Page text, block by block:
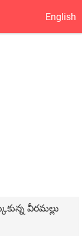
English
వీరమల్లు